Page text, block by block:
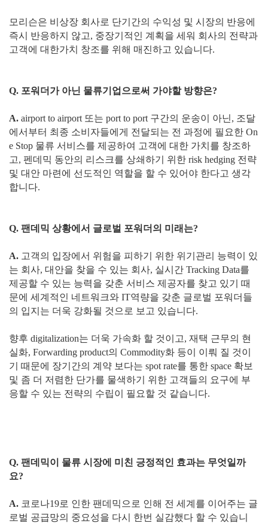
모리슨은 비상장 회사로 단기간의 수익성 및 시장의 반응에
즉시 반응하지 않고, 중장기적인 계획을 세워 회사의 전략과
고객에 대한가치 창조를 위해 매진하고 있습니다.
Q. 포워더가 아닌 물류기업으로써 가야할 방향은?
A. airport to airport 또는 port to port 구간의 운송이 아닌, 조달
에서부터 최종 소비자들에게 전달되는 전 과정에 필요한 On
e Stop 물류 서비스를 제공하여 고객에 대한 가치를 창조하
고, 펜데믹 동안의 리스크를 상쇄하기 위한 risk hedging 전략
및 대안 마련에 선도적인 역할을 할 수 있어야 한다고 생각
합니다.
Q. 팬데믹 상황에서 글로벌 포워더의 미래는?
A. 고객의 입장에서 위험을 피하기 위한 위기관리 능력이 있
는 회사, 대안을 찾을 수 있는 회사, 실시간 Tracking Data를
제공할 수 있는 능력을 갖춘 서비스 제공자를 찾고 있기 때
문에 세계적인 네트워크와 IT역량을 갖춘 글로벌 포워더들
의 입지는 더욱 강화될 것으로 보고 있습니다.
향후 digitalization는 더욱 가속화 할 것이고, 재택 근무의 현
실화, Forwarding product의 Commodity화 등이 이뤄 질 것이
기 때문에 장기간의 계약 보다는 spot rate를 통한 space 확보
및 좀 더 저렴한 단가를 물색하기 위한 고객들의 요구에 부
응할 수 있는 전략의 수립이 필요할 것 같습니다.
Q. 팬데믹이 물류 시장에 미친 긍정적인 효과는 무엇일까
요?
A. 코로나19로 인한 팬데믹으로 인해 전 세계를 이어주는 글
로벌 공급망의 중요성을 다시 한번 실감했다 할 수 있습니